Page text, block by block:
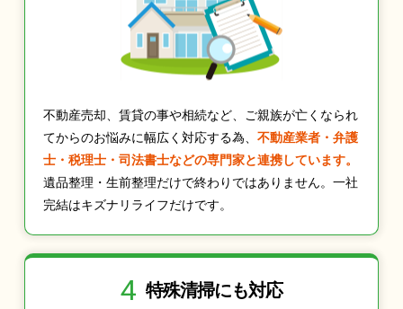
不動産売却、賃貸の事や相続など、ご親族が亡くなられ
てからのお悩みに幅広く対応する為、 不動産業者・弁護
士・税理士・司法書士などの専門家と連携しています。
遺品整理・生前整理だけで終わりではありません。一社
完結はキズナリライフだけです。
4 特殊清掃にも対応